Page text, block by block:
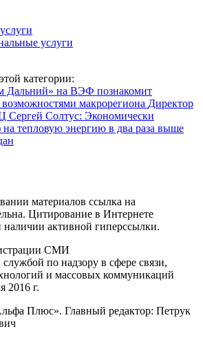
услуги
категории:
Дальний» на ВЭФ познакомит
макрорегиона Директор
Сергей Солтус: Экономически
тепловую энергию в два раза выше
материалов ссылка на
Цитирование в Интернете
наличии активной гиперссылки.
СМИ
по надзору в сфере связи,
и массовых коммуникаций
2016 г.
Плюс». Главный редактор: Петрук